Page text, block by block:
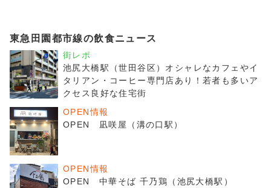
東急田園都市線の飲食ニュース
街レポ
池尻大橋駅（世田谷区）オシャレなカフェやイ
タリアン・コーヒー専門店あり！若者も多いア
クセス良好な住宅街
OPEN情報
OPEN 凪咲屋（溝の口駅）
OPEN情報
OPEN 中華そば 千乃鶏（池尻大橋駅）